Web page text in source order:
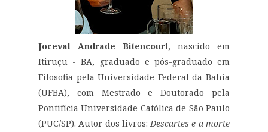
Joceval Andrade Bitencourt, nascido em
Itiruçu - BA, graduado e pós-graduado em
Filosofia pela Universidade Federal da Bahia
(UFBA), com Mestrado e Doutorado pela
Pontifícia Universidade Católica de São Paulo
(PUC/SP). Autor dos livros: Descartes e a morte